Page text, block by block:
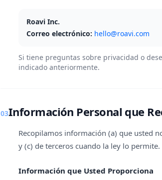
Roavi Inc.
Correo electrónico: hello@roavi.com
Si tiene preguntas sobre privacidad o
indicado anteriormente.
03Información Personal que
Recopilamos información (a) que usted
y (c) de terceros cuando la ley lo permite.
Información que Usted Proporciona